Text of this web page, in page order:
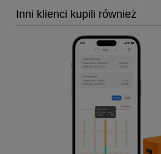
Inni klienci kupili również